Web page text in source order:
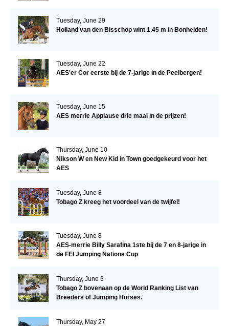
Tuesday, June 29
Holland van den Bisschop wint 1.45 m in Bonheiden!
Tuesday, June 22
AES'er Cor eerste bij de 7-jarige in de Peelbergen!
Tuesday, June 15
AES merrie Applause drie maal in de prijzen!
Thursday, June 10
Nikson W en New Kid in Town goedgekeurd voor het
AES
Tuesday, June 8
Tobago Z kreeg het voordeel van de twijfel!
Tuesday, June 8
AES-merrie Billy Sarafina 1ste bij de 7 en 8-jarige in
de FEI Jumping Nations Cup
Thursday, June 3
Tobago Z bovenaan op de World Ranking List van
Breeders of Jumping Horses.
Thursday, May 27